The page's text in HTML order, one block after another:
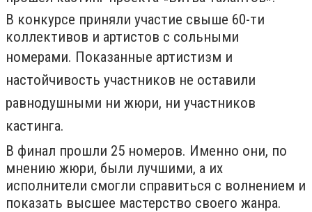
В конкурсе приняли участие свыше 60-ти
коллективов и артистов с сольными
номерами. Показанные артистизм и
настойчивость участников не оставили
равнодушными ни жюри, ни участников
кастинга.
В финал прошли 25 номеров. Именно они, по
мнению жюри, были лучшими, а их
исполнители смогли справиться с волнением и
показать высшее мастерство своего жанра.